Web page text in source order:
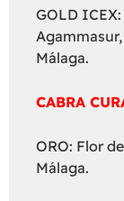
GOLD
Málaga.
CABRA
ORO: Flor
Málaga.